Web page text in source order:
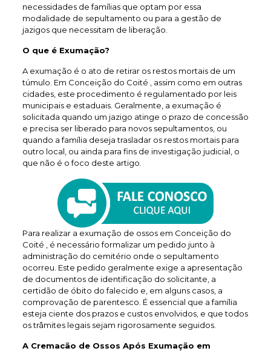
necessidades de famílias que optam por essa
modalidade de sepultamento ou para a gestão de
jazigos que necessitam de liberação.
O que é Exumação?
A exumação é o ato de retirar os restos mortais de um
túmulo. Em Conceição do Coité , assim como em outras
cidades, este procedimento é regulamentado por leis
municipais e estaduais. Geralmente, a exumação é
solicitada quando um jazigo atinge o prazo de concessão
e precisa ser liberado para novos sepultamentos, ou
quando a família deseja trasladar os restos mortais para
outro local, ou ainda para fins de investigação judicial, o
que não é o foco deste artigo.
Para realizar a exumação de ossos em Conceição do
Coité , é necessário formalizar um pedido junto à
administração do cemitério onde o sepultamento
ocorreu. Este pedido geralmente exige a apresentação
de documentos de identificação do solicitante, a
certidão de óbito do falecido e, em alguns casos, a
comprovação de parentesco. É essencial que a família
esteja ciente dos prazos e custos envolvidos, e que todos
os trâmites legais sejam rigorosamente seguidos.
A Cremacão de Ossos Após Exumação em